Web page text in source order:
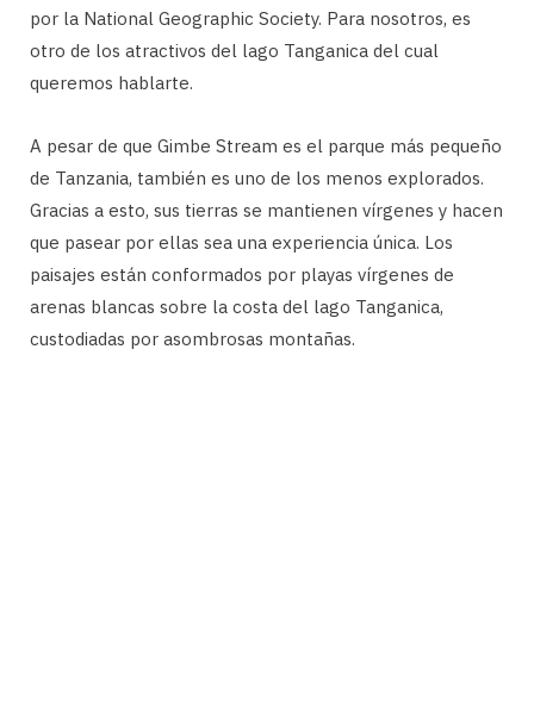
por la National Geographic Society. Para nosotros, es
otro de los atractivos del lago Tanganica del cual
queremos hablarte.
A pesar de que Gimbe Stream es el parque más pequeño
de Tanzania, también es uno de los menos explorados.
Gracias a esto, sus tierras se mantienen vírgenes y hacen
que pasear por ellas sea una experiencia única. Los
paisajes están conformados por playas vírgenes de
arenas blancas sobre la costa del lago Tanganica,
custodiadas por asombrosas montañas.